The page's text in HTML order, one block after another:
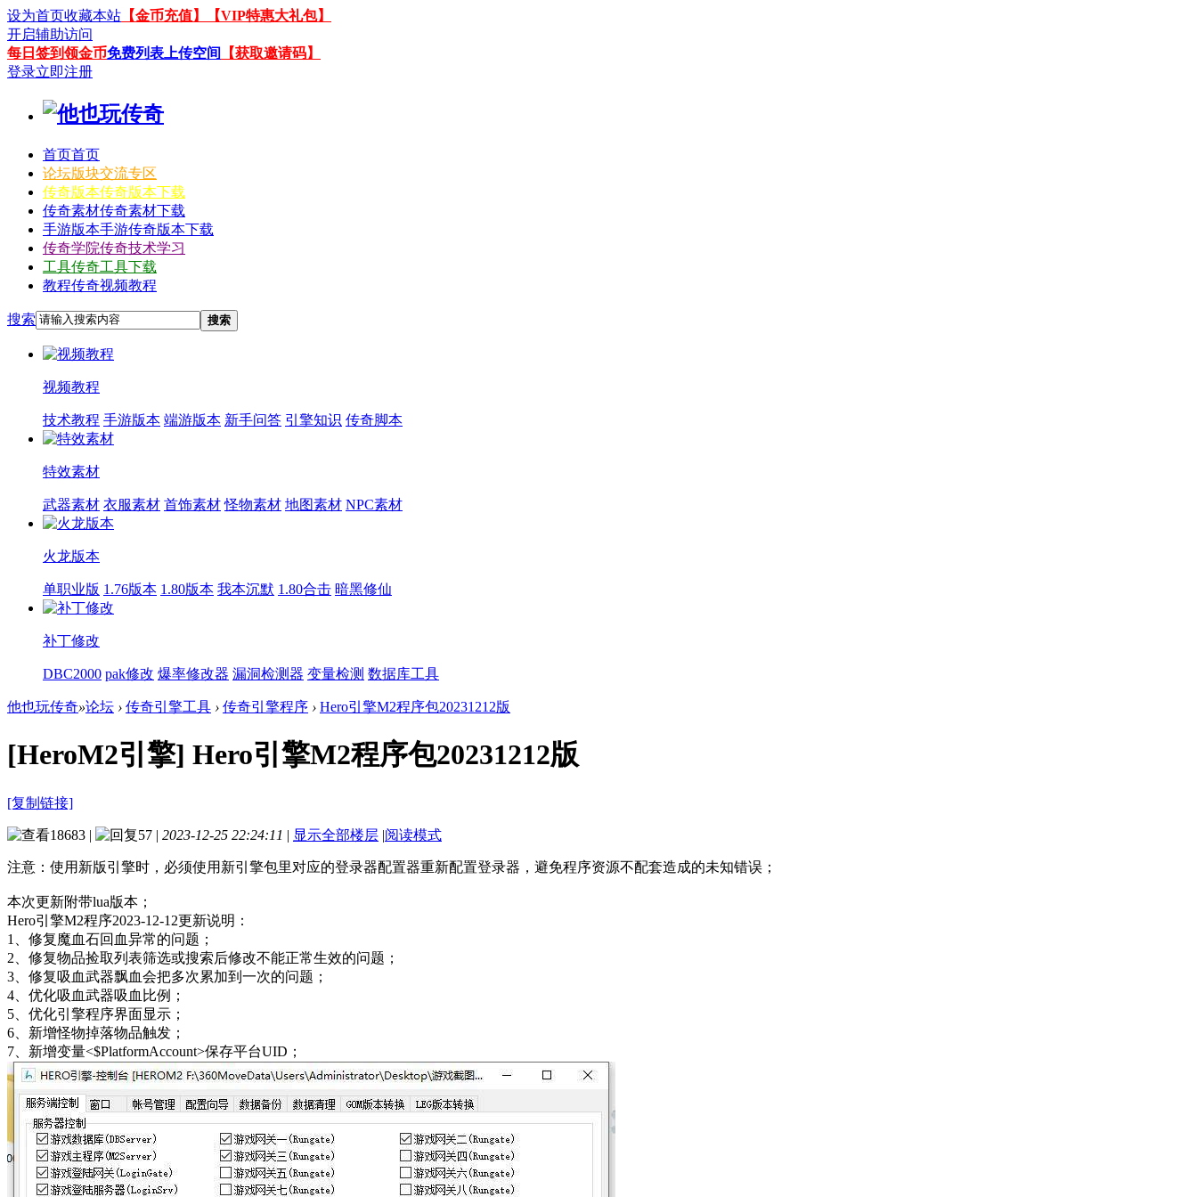
设为首页收藏本站 【金币充值】
【VIP特惠大礼包】
开启辅助访问
每日签到领金币免费列表上传空间
【获取邀请码】
登录立即注册
首页首页
论坛版块交流专区
传奇版本传奇版本下载
传奇素材传奇素材下载
手游版本手游传奇版本下载
传奇学院传奇技术学习
工具传奇工具下载
教程传奇视频教程
搜索 搜索
视频教程
技术教程 手游版本 端游版本 新手问答 引擎知识 传奇脚本
特效素材
武器素材 衣服素材 首饰素材 怪物素材 地图素材 NPC素材
火龙版本
单职业版 1.76版本 1.80版本 我本沉默 1.80合击 暗黑修仙
补丁修改
DBC2000 pak修改 爆率修改器 漏洞检测器 变量检测 数据库工具
他也玩传奇»论坛 › 传奇引擎工具 › 传奇引擎程序 › Hero引擎M2程序包20231212版
[HeroM2引擎] Hero引擎M2程序包20231212版
[复制链接]
18683 | 57 | 2023-12-25 22:24:11 | 显示全部楼层 |阅读模式
注意：使用新版引擎时，必须使用新引擎包里对应的登录器配置器重新配置登录器，避免程序资源不配套造成的未知错误；
本次更新附带lua版本；
Hero引擎M2程序2023-12-12更新说明：
1、修复魔血石回血异常的问题；
2、修复物品捡取列表筛选或搜索后修改不能正常生效的问题；
3、修复吸血武器飘血会把多次累加到一次的问题；
4、优化吸血武器吸血比例；
5、优化引擎程序界面显示；
6、新增怪物掉落物品触发；
7、新增变量<$PlatformAccount>保存平台UID；